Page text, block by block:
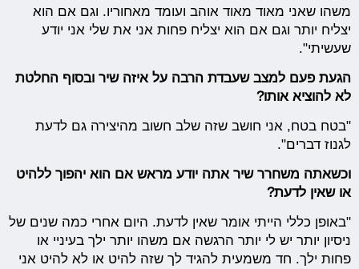
משהו שאני מאוד מאוד אוהב ועומד מאחוריו. וגם אם הוא
יצליח יותר וגם אם הוא יצליח פחות אני את שלי אני יודע
שעשיתי".
הגעת פעם למצב שעבדת הרבה על איזה שיר ובסוף החלטת
לא להוציא אותו?
"בטח בטח, אני חושב שזה שלב חשוב מהיצירה גם לדעת
לגנוז דברים".
וכשאתה משחרר שיר אתה יודע מראש אם הוא יהפוך ללהיט
או שאין לדעת?
"באופן כללי הייתי אומר שאין לדעת. היום אחרי כמה שנים של
ניסיון יותר יש לי יותר הרגשה אם משהו יותר ילך בעיניי או
פחות ילך. חד משמעית להגיד לך שזה להיט או לא להיט אני